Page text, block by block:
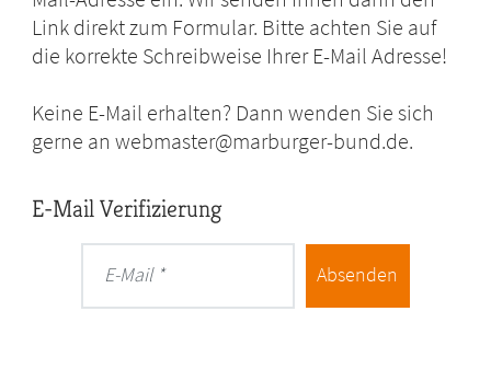
Link direkt zum Formular. Bitte achten Sie auf
die korrekte Schreibweise Ihrer E-Mail Adresse!
Keine E-Mail erhalten? Dann wenden Sie sich
gerne an webmaster@marburger-bund.de.
E-Mail Verifizierung
E-Mail Absenden